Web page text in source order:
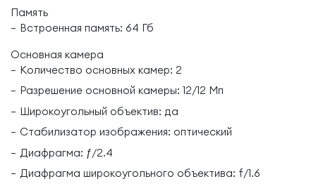
Память
Встроенная память: 64 Гб
Основная камера
Количество основных камер: 2
Разрешение основной камеры: 12/12 Мп
Широкоугольный объектив: да
Стабилизатор изображения: оптический
Диафрагма: ƒ/2.4
Диафрагма широкоугольного объектива: f/1.6